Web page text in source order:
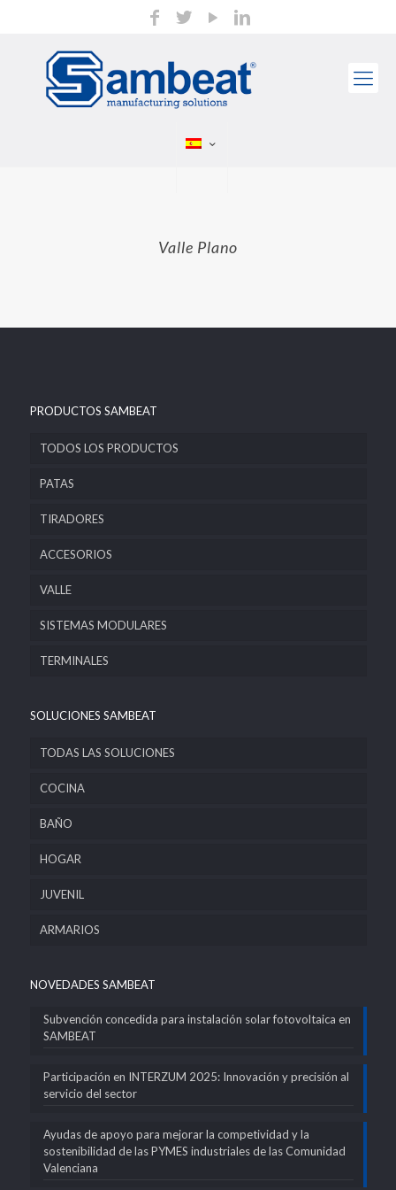
Valle Plano
PRODUCTOS SAMBEAT
TODOS LOS PRODUCTOS
PATAS
TIRADORES
ACCESORIOS
VALLE
SISTEMAS MODULARES
TERMINALES
SOLUCIONES SAMBEAT
TODAS LAS SOLUCIONES
COCINA
BAÑO
HOGAR
JUVENIL
ARMARIOS
NOVEDADES SAMBEAT
Subvención concedida para instalación solar fotovoltaica en
SAMBEAT
Participación en INTERZUM 2025: Innovación y precisión al
servicio del sector
Ayudas de apoyo para mejorar la competividad y la
sostenibilidad de las PYMES industriales de las Comunidad
Valenciana